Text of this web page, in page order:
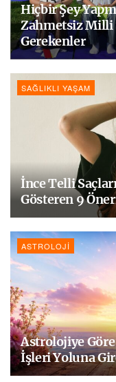
Hiçbir Şey
Zahmetsiz Milli
Gerekenler
SAĞLIKLI YAŞAM
İnce Telli
Gösteren 9
ASTROLOJI
Astrolojiye Göre
İşleri Yoluna